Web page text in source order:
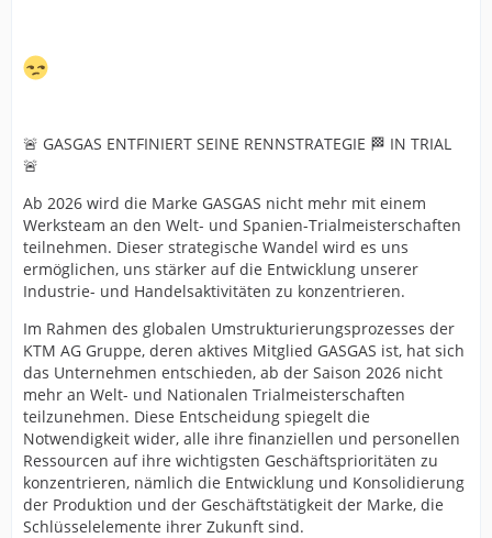
🚨 GASGAS ENTFINIERT SEINE RENNSTRATEGIE 🏁 IN TRIAL
🚨
Ab 2026 wird die Marke GASGAS nicht mehr mit einem
Werksteam an den Welt- und Spanien-Trialmeisterschaften
teilnehmen. Dieser strategische Wandel wird es uns
ermöglichen, uns stärker auf die Entwicklung unserer
Industrie- und Handelsaktivitäten zu konzentrieren.
Im Rahmen des globalen Umstrukturierungsprozesses der
KTM AG Gruppe, deren aktives Mitglied GASGAS ist, hat sich
das Unternehmen entschieden, ab der Saison 2026 nicht
mehr an Welt- und Nationalen Trialmeisterschaften
teilzunehmen. Diese Entscheidung spiegelt die
Notwendigkeit wider, alle ihre finanziellen und personellen
Ressourcen auf ihre wichtigsten Geschäftsprioritäten zu
konzentrieren, nämlich die Entwicklung und Konsolidierung
der Produktion und der Geschäftstätigkeit der Marke, die
Schlüsselelemente ihrer Zukunft sind.